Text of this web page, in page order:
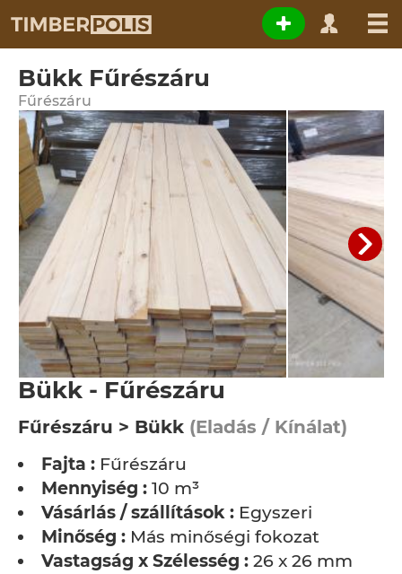
Bükk Fűrészáru
Fűrészáru
Bükk - Fűrészáru
Fűrészáru > Bükk (Eladás / Kínálat)
Fajta : Fűrészáru
Mennyiség : 10 m³
Vásárlás / szállítások : Egyszeri
Minőség : Más minőségi fokozat
Vastagság x Szélesség : 26 x 26 mm